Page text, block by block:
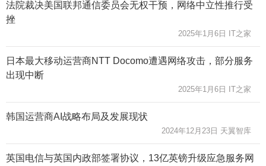
法院裁决美国联邦通信委员会无权干预，网络中立性推行受
挫
2025年1月6日 IT之家
日本最大移动运营商NTT Docomo遭遇网络攻击，部分服务
出现中断
2025年1月6日 IT之家
韩国运营商AI战略布局及发展现状
2024年12月23日 天翼智库
英国电信与英国内政部签署协议，13亿英镑升级应急服务网